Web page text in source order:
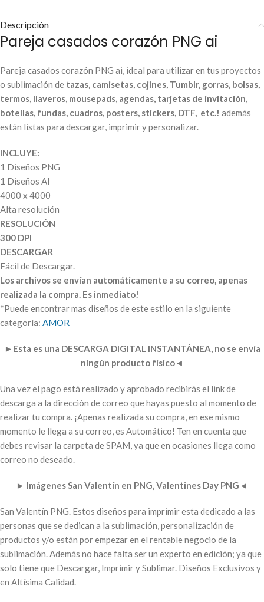
Descripción
Pareja casados corazón PNG ai
Pareja casados corazón PNG ai, ideal para utilizar en tus proyectos
o sublimación de tazas, camisetas, cojines, Tumblr, gorras, bolsas,
termos, llaveros, mousepads, agendas, tarjetas de invitación,
botellas, fundas, cuadros, posters, stickers, DTF, etc.! además
están listas para descargar, imprimir y personalizar.
INCLUYE:
1 Diseños PNG
1 Diseños AI
4000 x 4000
Alta resolución
RESOLUCIÓN
300 DPI
DESCARGAR
Fácil de Descargar.
Los archivos se envían automáticamente a su correo, apenas
realizada la compra. Es inmediato!
*Puede encontrar mas diseños de este estilo en la siguiente
categoría: AMOR
► Esta es una DESCARGA DIGITAL INSTANTÁNEA, no se envía
ningún producto físico◄
Una vez el pago está realizado y aprobado recibirás el link de
descarga a la dirección de correo que hayas puesto al momento de
realizar tu compra. ¡Apenas realizada su compra, en ese mismo
momento le llega a su correo, es Automático! Ten en cuenta que
debes revisar la carpeta de SPAM, ya que en ocasiones llega como
correo no deseado.
► Imágenes San Valentín en PNG, Valentines Day PNG ◄
San Valentín PNG. Estos diseños para imprimir esta dedicado a las
personas que se dedican a la sublimación, personalización de
productos y/o están por empezar en el rentable negocio de la
sublimación. Además no hace falta ser un experto en edición; ya que
solo tiene que Descargar, Imprimir y Sublimar. Diseños Exclusivos y
en Altísima Calidad.